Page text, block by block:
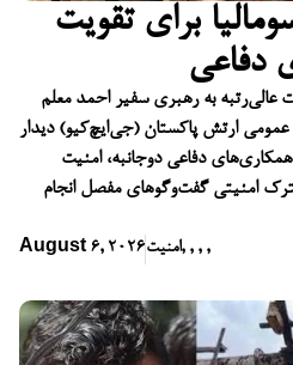
برای تقویت
دفاعی
عالی‌رتبه به رهبری سفیر احمد معلم
عمومی ارتش پاکستان (جی‌ایچ‌کیو) دیدار
دفاعی دوجانبه، امنیت
امنیتی گفت‌وگوهای مفصل انجام
August 6, 2026امنیت, , , ,